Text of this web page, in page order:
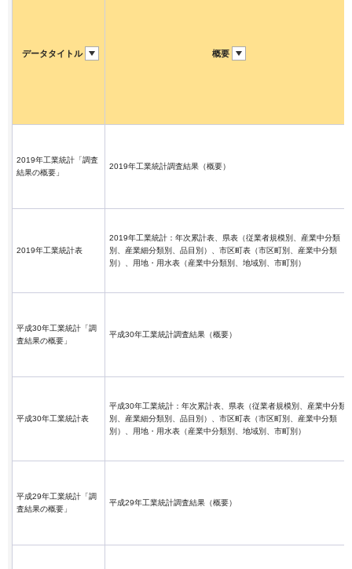
データタイトル 概要
2019年工業統計「調査
結果の概要」
2019年工業統計調査結果（概要）
2019年工業統計表
2019年工業統計：年次累計表、県表（従業者規模別、産業中分類
別、産業細分類別、品目別）、市区町表（市区町別、産業中分類
別）、用地・用水表（産業中分類別、地域別、市町別）
平成30年工業統計「調
査結果の概要」
平成30年工業統計調査結果（概要）
平成30年工業統計表
平成30年工業統計：年次累計表、県表（従業者規模別、産業中分類
別、産業細分類別、品目別）、市区町表（市区町別、産業中分類
別）、用地・用水表（産業中分類別、地域別、市町別）
平成29年工業統計「調
査結果の概要」
平成29年工業統計調査結果（概要）